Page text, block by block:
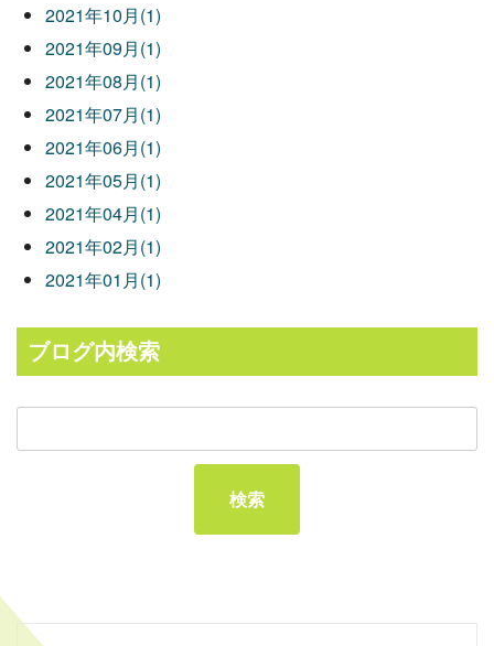
2021年10月(1)
2021年09月(1)
2021年08月(1)
2021年07月(1)
2021年06月(1)
2021年05月(1)
2021年04月(1)
2021年02月(1)
2021年01月(1)
ブログ内検索